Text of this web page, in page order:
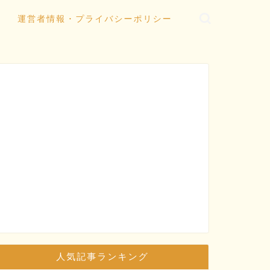
運営者情報・プライバシーポリシー
人気記事ランキング